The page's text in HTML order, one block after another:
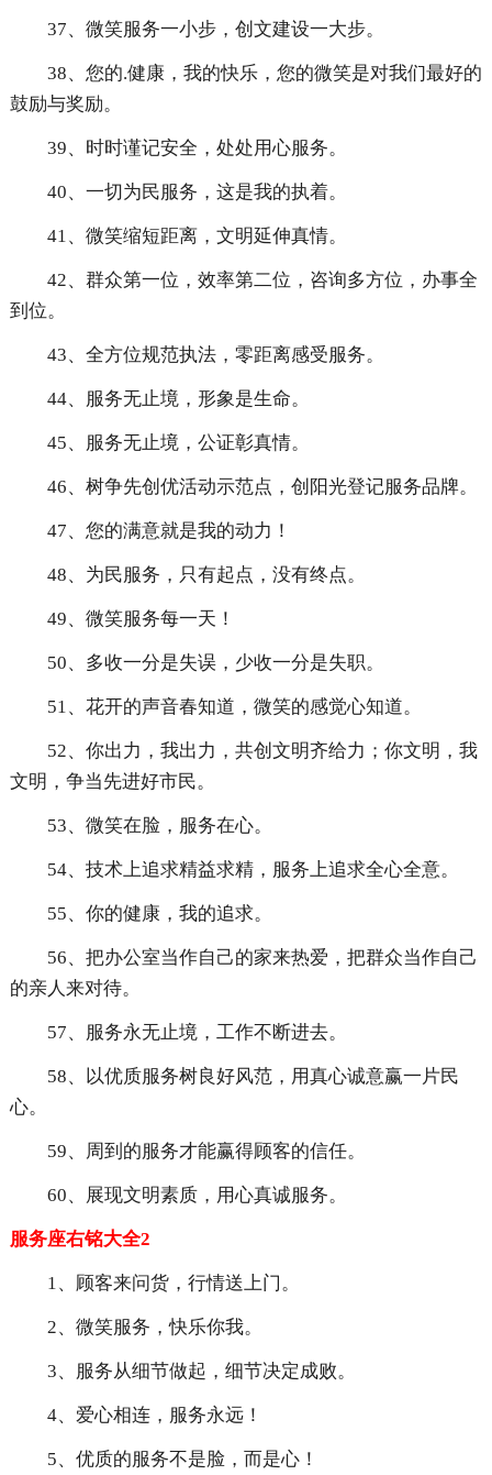
37、微笑服务一小步，创文建设一大步。
38、您的.健康，我的快乐，您的微笑是对我们最好的
鼓励与奖励。
39、时时谨记安全，处处用心服务。
40、一切为民服务，这是我的执着。
41、微笑缩短距离，文明延伸真情。
42、群众第一位，效率第二位，咨询多方位，办事全
到位。
43、全方位规范执法，零距离感受服务。
44、服务无止境，形象是生命。
45、服务无止境，公证彰真情。
46、树争先创优活动示范点，创阳光登记服务品牌。
47、您的满意就是我的动力！
48、为民服务，只有起点，没有终点。
49、微笑服务每一天！
50、多收一分是失误，少收一分是失职。
51、花开的声音春知道，微笑的感觉心知道。
52、你出力，我出力，共创文明齐给力；你文明，我
文明，争当先进好市民。
53、微笑在脸，服务在心。
54、技术上追求精益求精，服务上追求全心全意。
55、你的健康，我的追求。
56、把办公室当作自己的家来热爱，把群众当作自己
的亲人来对待。
57、服务永无止境，工作不断进去。
58、以优质服务树良好风范，用真心诚意赢一片民
心。
59、周到的服务才能赢得顾客的信任。
60、展现文明素质，用心真诚服务。
服务座右铭大全2
1、顾客来问货，行情送上门。
2、微笑服务，快乐你我。
3、服务从细节做起，细节决定成败。
4、爱心相连，服务永远！
5、优质的服务不是脸，而是心！